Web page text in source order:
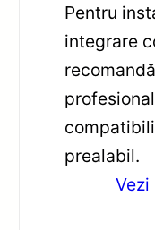
Pentru
integrare
prealabil.